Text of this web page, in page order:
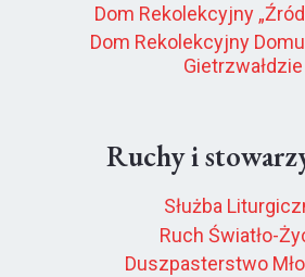
Dom Rekolekcyjny
Dom Rekolekcyjny
Gietrzwałdzie
Ruchy i
Służba
Ruch Światło-
Duszpasterstwo